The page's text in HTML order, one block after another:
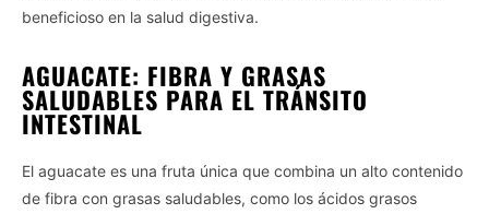
beneficioso en la salud digestiva.
AGUACATE: FIBRA Y GRASAS
SALUDABLES PARA EL TRÁNSITO
INTESTINAL
El aguacate es una fruta única que combina un alto contenido
de fibra con grasas saludables, como los ácidos grasos